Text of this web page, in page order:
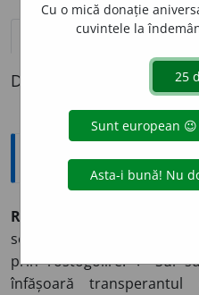
definiții (1) pronunțievolume_up
Definiția cu ID-ul 382258:
Explicative DEX
RUL
Cilindru
servește ca suport
prin rostogolire. ♦ Sul
înfășoară
Cu o mică donație
cuvintele la